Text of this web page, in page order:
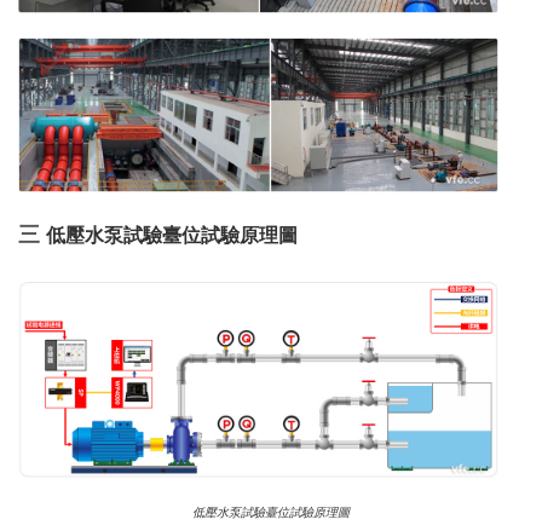
三 低壓水泵試驗臺位試驗原理圖
低壓水泵試驗臺位試驗原理圖